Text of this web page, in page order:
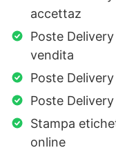
accettaz
Poste
vendita
Poste
Poste
Stampa
online